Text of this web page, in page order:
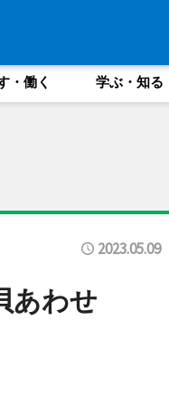
・働く 学ぶ・知る
2023.05.09
あわせ